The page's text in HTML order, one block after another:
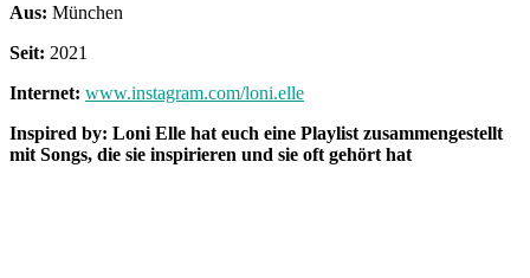
Aus: München
Seit: 2021
Internet: www.instagram.com/loni.elle
Inspired by: Loni Elle hat euch eine Playlist zusammengestellt
mit Songs, die sie inspirieren und sie oft gehört hat